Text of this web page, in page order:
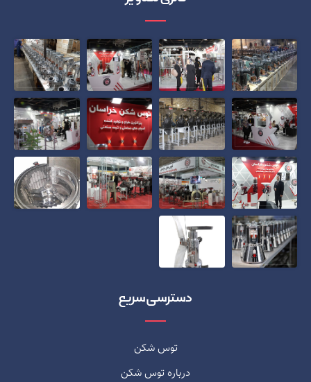
دسترسی سریع
توس شکن
درباره توس شکن